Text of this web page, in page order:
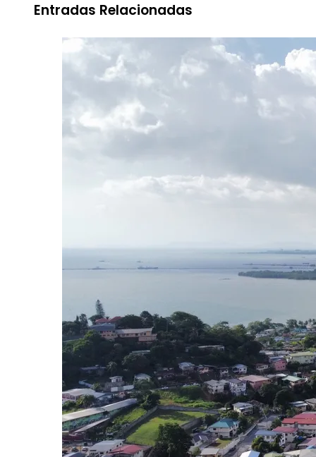
Entradas Relacionadas